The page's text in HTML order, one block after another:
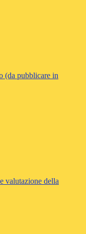
(da pubblicare in
valutazione della